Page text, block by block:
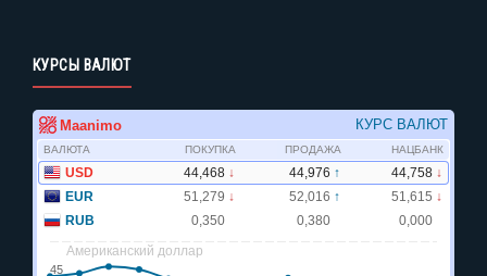
КУРСЫ ВАЛЮТ